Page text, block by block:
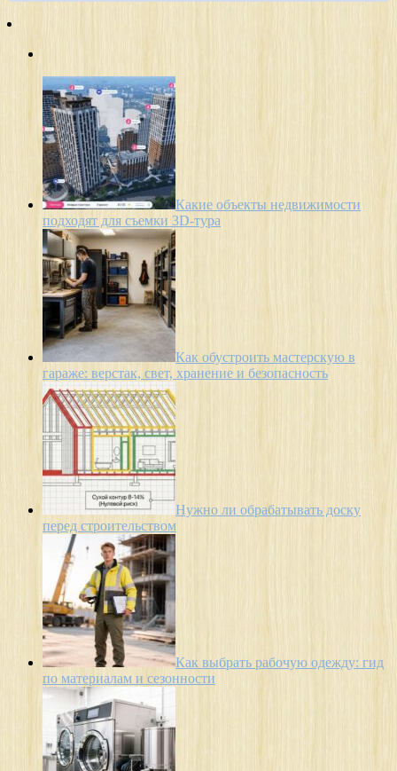
Какие объекты недвижимости
подходят для съемки 3D-тура
Как обустроить мастерскую в
гараже: верстак, свет, хранение и безопасность
Нужно ли обрабатывать доску
перед строительством
Как выбрать рабочую одежду: гид
по материалам и сезонности